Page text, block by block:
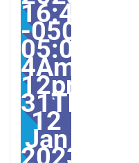
16:45:23
-0500-
05:00-
31Thu,
12
Jan
2023